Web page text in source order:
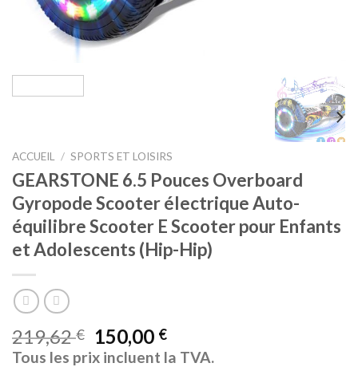
ACCUEIL / SPORTS ET LOISIRS
GEARSTONE 6.5 Pouces Overboard
Gyropode Scooter électrique Auto-
équilibre Scooter E Scooter pour Enfants
et Adolescents (Hip-Hip)
219,62€ 150,00 €
Tous les prix incluent la TVA.